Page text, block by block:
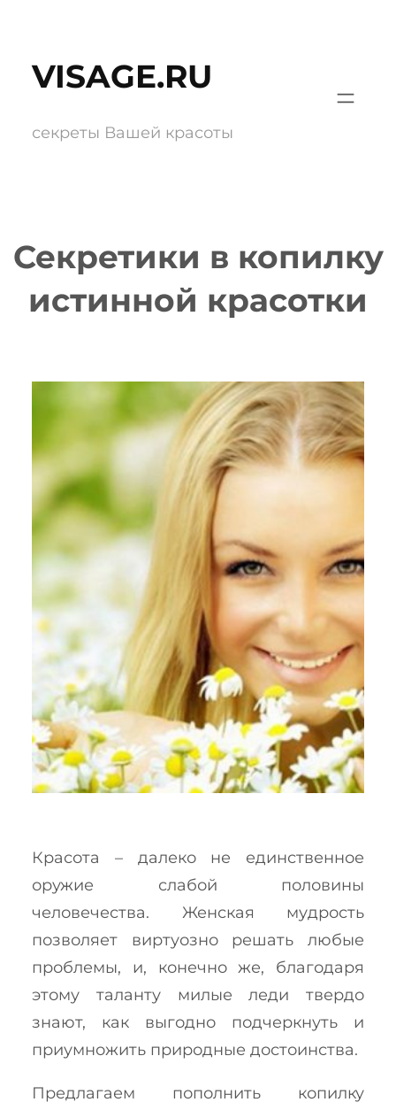
содержимому
VISAGE.RU
секреты Вашей красоты
Секретики в копилку
истинной красотки
Красота – далеко не единственное
оружие слабой половины
человечества. Женская мудрость
позволяет виртуозно решать любые
проблемы, и, конечно же, благодаря
этому таланту милые леди твердо
знают, как выгодно подчеркнуть и
приумножить природные достоинства.
Предлагаем пополнить копилку